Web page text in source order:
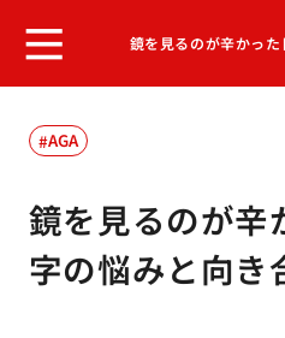
鏡を見るのが辛かっ
AGA
鏡を見るのが辛
字の悩みと向き